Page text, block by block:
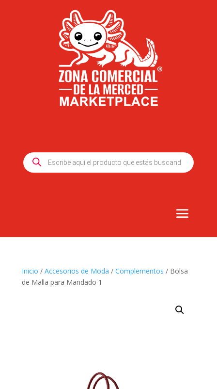
Products
search
Inicio / Accesorios de Moda / Complementos / Bolsa
de Malla para Mandado 1